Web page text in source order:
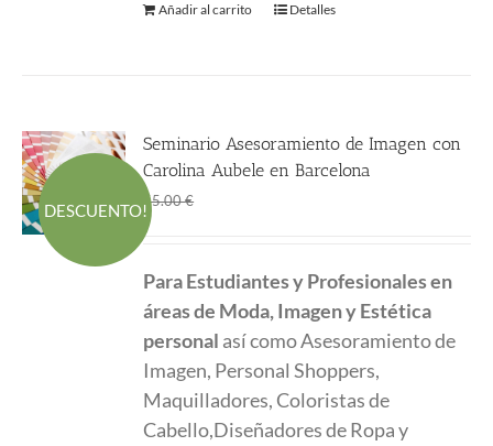
Añadir al carrito Detalles
DESCUENTO!
Seminario Asesoramiento de Imagen con
Carolina Aubele en Barcelona
55.00€
era:
55.00 €.
es:
55.00 €.
Para Estudiantes y Profesionales en
áreas de Moda, Imagen y Estética
personal así como Asesoramiento de
Imagen, Personal Shoppers,
Maquilladores, Coloristas de
Cabello,Diseñadores de Ropa y